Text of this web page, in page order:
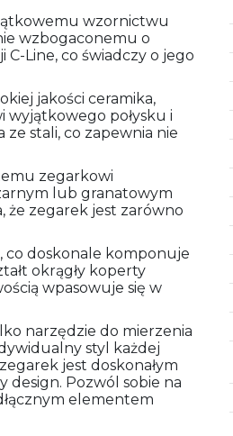
wzornictwu
wzbogaconemu o
Line, co świadczy o jego
jakości ceramika,
wyjątkowego połysku i
stali, co zapewnia nie
zegarkowi
lub granatowym
że zegarek jest zarówno
co doskonale komponuje
okrągły koperty
wpasowuje się w
narzędzie do mierzenia
styl każdej
jest doskonałym
design. Pozwól sobie na
elementem